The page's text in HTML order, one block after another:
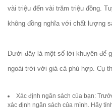
vài triệu đến vài trăm triệu đồng.
không đồng nghĩa với chất lượng
Dưới đây là một số lời khuyên để
ngoài trời với giá cả phù hợp. Cụ
Xác định ngân sách của bạn:
xác định ngân sách của mình. Hãy